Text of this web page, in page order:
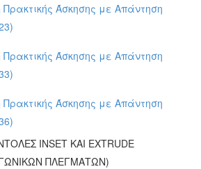
Άσκησης με Απάντηση
Άσκησης με Απάντηση
Άσκησης με Απάντηση
INSET ΚΑΙ EXTRUDE
ΠΛΕΓΜΑΤΩΝ)